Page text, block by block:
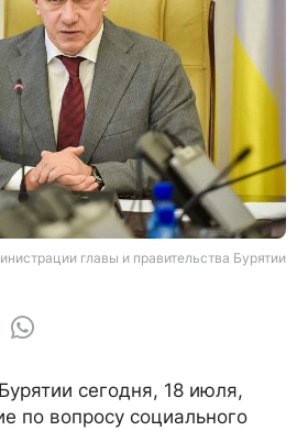
главы и правительства Бурятии
сегодня, 18 июля,
по вопросу социального